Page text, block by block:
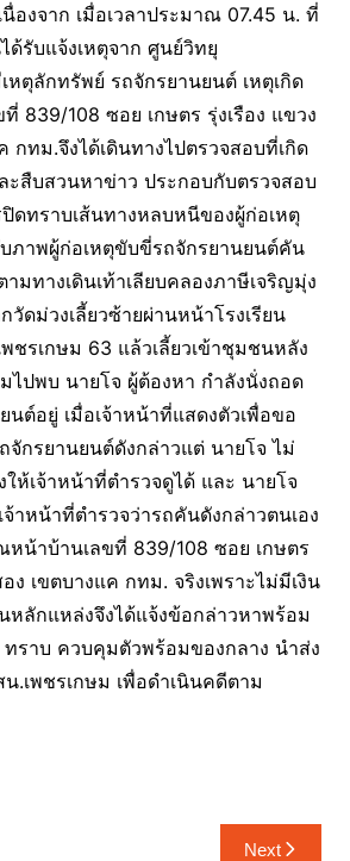
องจาก เมื่อเวลาประมาณ 07.45 น. ที่
ด้รับแจ้งเหตุจาก ศูนย์วิทยุ
หตุลักทรัพย์ รถจักรยานยนต์ เหตุเกิด
839/108 ซอย เกษตร รุ่งเรือง แขวง
กทม.จึงได้เดินทางไปตรวจสอบที่เกิด
ะสืบสวนหาข่าว ประกอบกับตรวจสอบ
ดทราบเส้นทางหลบหนีของผู้ก่อเหตุ
ภาพผู้ก่อเหตุขับขี่รถจักรยานยนต์คัน
มทางเดินเท้าเลียบคลองภาษีเจริญมุ่ง
ดม่วงเลี้ยวซ้ายผ่านหน้าโรงเรียน
รเกษม 63 แล้วเลี้ยวเข้าชุมชนหลัง
มไปพบ นายโจ ผู้ต้องหา กำลังนั่งถอด
ต์อยู่ เมื่อเจ้าหน้าที่แสดงตัวเพื่อขอ
จักรยานยนต์ดังกล่าวแต่ นายโจ ไม่
ห้เจ้าหน้าที่ตำรวจดูได้ และ นายโจ
าหน้าที่ตำรวจว่ารถคันดังกล่าวตนเอง
หน้าบ้านเลขที่ 839/108 ซอย เกษตร
ง เขตบางแค กทม. จริงเพราะไม่มีเงิน
หลักแหล่งจึงได้แจ้งข้อกล่าวหาพร้อม
ทราบ ควบคุมตัวพร้อมของกลาง นำส่ง
.เพชรเกษม เพื่อดำเนินคดีตาม
Next